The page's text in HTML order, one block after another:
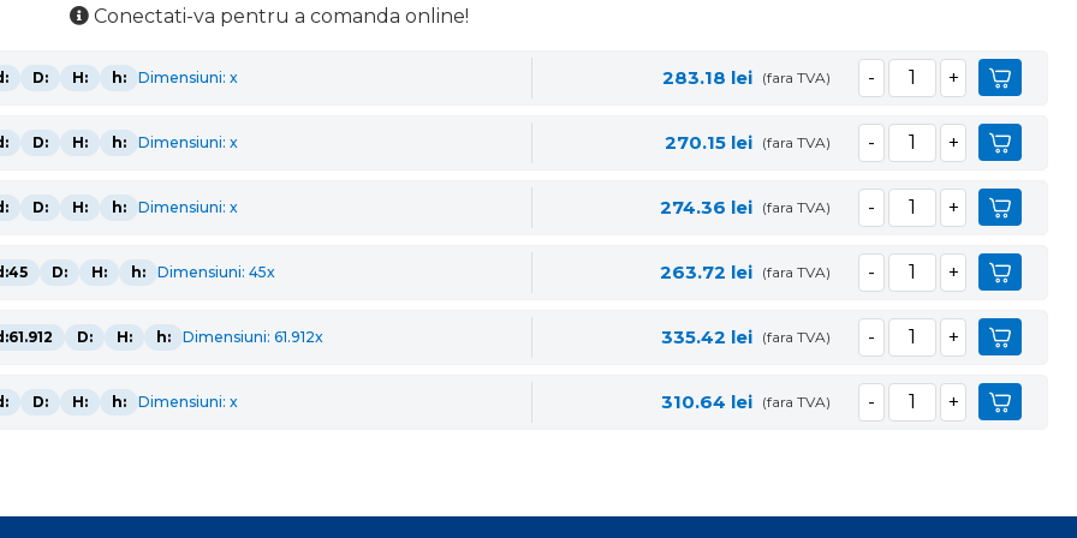
Conectati-va pentru a comanda online!
D: H: h: Dimensiuni: x 283.18 lei (fara TVA)
D: H: h: Dimensiuni: x 270.15 lei (fara TVA)
D: H: h: Dimensiuni: x 274.36 lei (fara TVA)
D: H: h: Dimensiuni: 45x 263.72 lei (fara TVA)
D: H: h: Dimensiuni: 61.912x 335.42 lei (fara TVA)
D: H: h: Dimensiuni: x 310.64 lei (fara TVA)